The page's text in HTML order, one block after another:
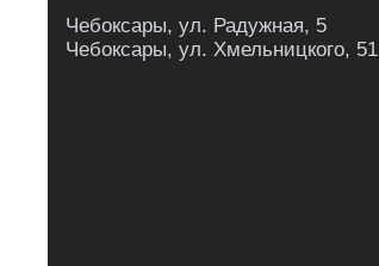
Чебоксары, ул. Радужная, 5
Чебоксары, ул. Хмельницкого, 51